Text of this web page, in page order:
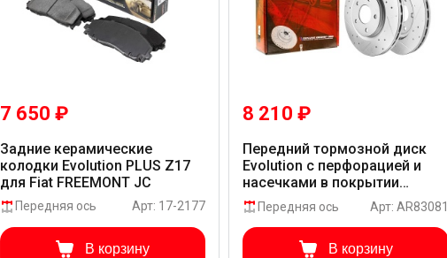
7 650 ₽
Задние керамические
колодки Evolution PLUS Z17
для Fiat FREEMONT JC
Передняя ось Арт: 17-2177
В корзину
8 210 ₽
Передний тормозной диск
Evolution с перфорацией и
насечками в покрытии
GEOMET для Fiat FREEMONT
JC
Передняя ось Арт: AR83081
В корзину